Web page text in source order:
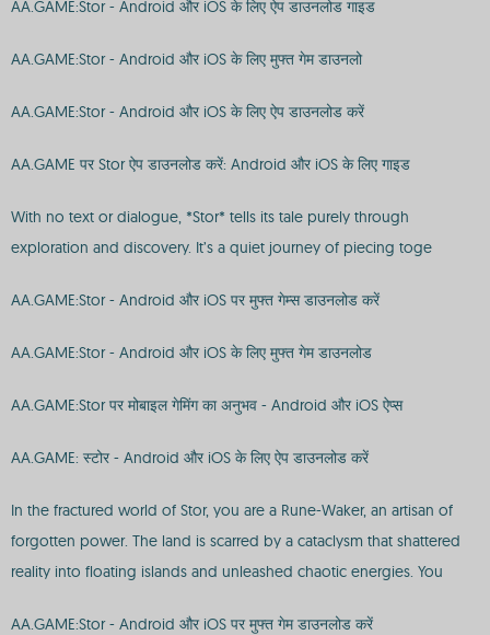
AA.GAME:Stor - Android और iOS के लिए ऐप डाउनलोड गाइड
AA.GAME:Stor - Android और iOS के लिए मुफ्त गेम डाउनलो
AA.GAME:Stor - Android और iOS के लिए ऐप डाउनलोड करें
AA.GAME पर Stor ऐप डाउनलोड करें: Android और iOS के लिए गाइड
With no text or dialogue, *Stor* tells its tale purely through
exploration and discovery. It’s a quiet journey of piecing toge
AA.GAME:Stor - Android और iOS पर मुफ्त गेम्स डाउनलोड करें
AA.GAME:Stor - Android और iOS के लिए मुफ्त गेम डाउनलोड
AA.GAME:Stor पर मोबाइल गेमिंग का अनुभव - Android और iOS ऐप्स
AA.GAME: स्टोर - Android और iOS के लिए ऐप डाउनलोड करें
In the fractured world of Stor, you are a Rune-Waker, an artisan of
forgotten power. The land is scarred by a cataclysm that shattered
reality into floating islands and unleashed chaotic energies. You
AA.GAME:Stor - Android और iOS पर मुफ्त गेम डाउनलोड करें